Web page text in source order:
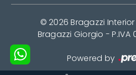
© 2026 Bragazzi
Bragazzi Giorgio - P.IVA
Powered by